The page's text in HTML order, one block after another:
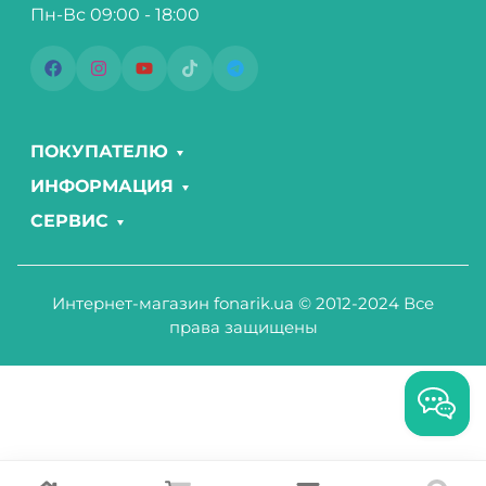
Пн-Вс 09:00 - 18:00
ПОКУПАТЕЛЮ
ИНФОРМАЦИЯ
СЕРВИС
Интернет-магазин fonarik.ua © 2012-2024 Все
права защищены